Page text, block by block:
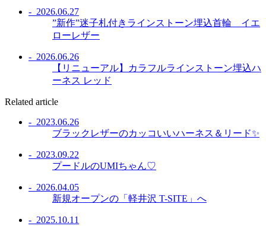
- 2026.06.27
”新作”迷子札付きラインストーン埋込首輪 イエ
ローレザー
- 2026.06.26
【リニューアル】カラフルラインストーン埋込ハ
ーネス レッド
Related article
- 2023.06.26
ブラックレザーのカッコいいハーネス＆リード✨
- 2023.09.22
プードルのUMIちゃん♡
- 2026.04.05
新規オープンの「軽井沢 T-SITE」へ
- 2025.10.11